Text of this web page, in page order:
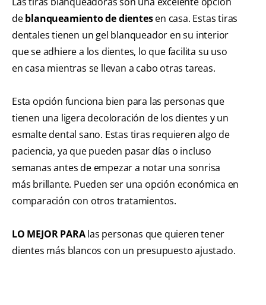
deblanqueamiento de dientesen casa. Estas tiras
dentales tienen un gel blanqueador en su interior
que se adhiere a los dientes, lo que facilita su uso
en casa mientras se llevan a cabo otras tareas.
Esta opción funciona bien para las personas que
tienen una ligera decoloración de los dientes y un
esmalte dental sano. Estas tiras requieren algo de
paciencia, ya que pueden pasar días o incluso
semanas antes de empezar a notar una sonrisa
más brillante. Pueden ser una opción económica en
comparación con otros tratamientos.
LO MEJOR PARAlas personas que quieren tener
dientes más blancos con un presupuesto ajustado.